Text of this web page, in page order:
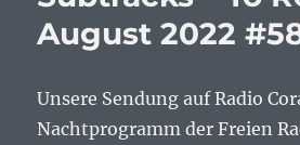
August 2022
Unsere Sendung auf Radio
Nachtprogramm der Freien